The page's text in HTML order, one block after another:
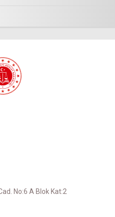
No:6 A Blok Kat:2